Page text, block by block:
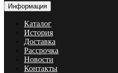
Информация
Каталог
История
Доставка
Рассрочка
Новости
Контакты